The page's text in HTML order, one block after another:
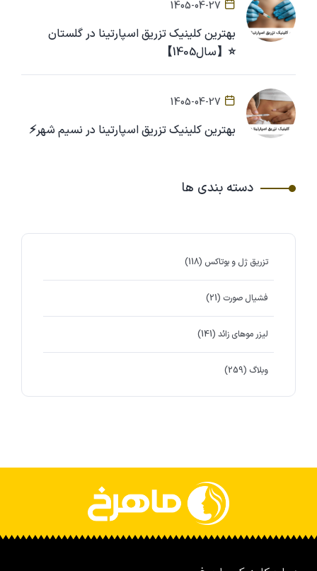
1405-04-27
بهترین کلینیک تزریق اسپارتینا در گلستان
⭐【سال1405】
1405-04-27
بهترین کلینیک تزریق اسپارتینا در نسیم شهر⚡
دسته بندی ها
تزریق ژل و بوتاکس (118)
فشیال صورت (21)
لیزر موهای زائد (141)
وبلاگ (259)